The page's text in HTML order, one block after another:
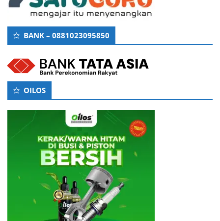
BANK – 0881023095850
OILOS